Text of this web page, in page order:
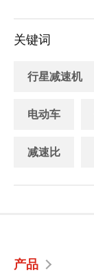
关键词
行星减速机
电动车
减速比
产品